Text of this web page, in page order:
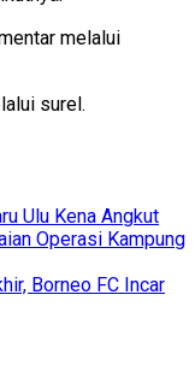
melalui
surel.
Ulu Kena Angkut
Operasi Kampung
Borneo FC Incar